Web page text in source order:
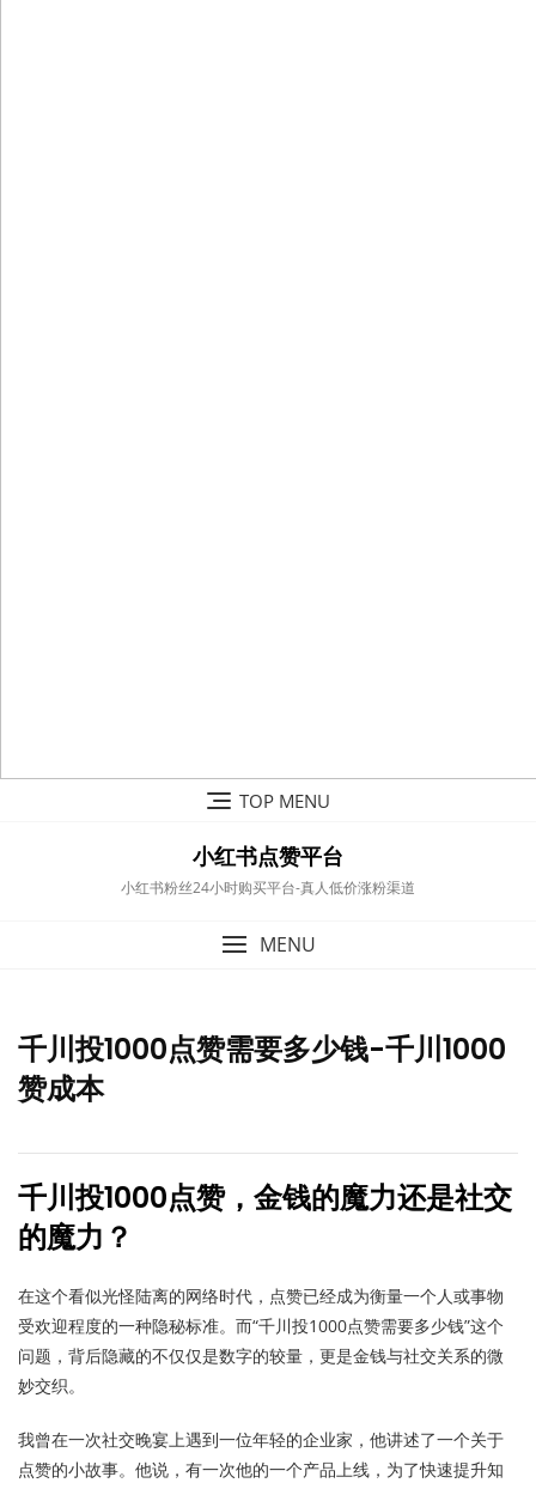
TOP MENU
小红书点赞平台
小红书粉丝24小时购买平台-真人低价涨粉渠道
MENU
千川投1000点赞需要多少钱-千川1000
赞成本
千川投1000点赞，金钱的魔力还是社交
的魔力？
在这个看似光怪陆离的网络时代，点赞已经成为衡量一个人或事物
受欢迎程度的一种隐秘标准。而“千川投1000点赞需要多少钱”这个
问题，背后隐藏的不仅仅是数字的较量，更是金钱与社交关系的微
妙交织。
我曾在一次社交晚宴上遇到一位年轻的企业家，他讲述了一个关于
点赞的小故事。他说，有一次他的一个产品上线，为了快速提升知